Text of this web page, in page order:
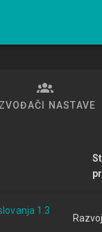
IZVOĐAČI NASTAVE
1.3